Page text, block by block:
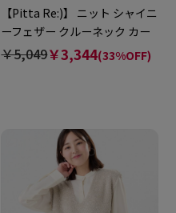
【Pitta Re:)】 ニット シャイニ
ーフェザー クルーネック カー
ディガン レディース
￥5,049￥3,344(33%OFF)